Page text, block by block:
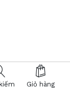
Giỏ hàng
by